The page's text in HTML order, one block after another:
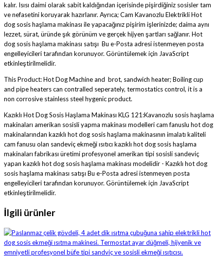
kalır. Isısı daimi olarak sabit kaldığından içerisinde pişirdiğiniz sosisler tam
ve nefasetini koruyarak hazırlanır. Ayrıca; Cam Kavanozlu Elektrikli Hot
dog sosis haşlama makinası ile yapacağınız pişirim işlerinizde; daima aynı
lezzet, sürat, üründe şık görünüm ve gerçek hijyen şartları sağlanır. Hot
dog sosis haşlama makinası satışı Bu e-Posta adresi istenmeyen posta
engelleyicileri tarafından korunuyor. Görüntülemek için JavaScript
etkinleştirilmelidir.
This Product: Hot Dog Machine and brot, sandwich heater; Boiling cup
and pipe heaters can contralled seperately, termostatics control, it is a
non corrosive stainless steel hygenic product.
Kazıklı Hot Dog Sosis Haşlama Makinası KLG 121:Kavanozlu sosis haşlama
makinaları amerikan sosisli yapma makinası modelleri cam fanuslu hot dog
makinalarından kazıklı hot dog sosis haşlama makinasının imalatı kaliteli
cam fanusu olan sandeviç ekmeği ısıtıcı kazıklı hot dog sosis haşlama
makinaları fabrikası üretimi profesyonel amerikan tipi sosisli sandeviç
yapan kazıklı hot dog sosis haşlama makinası modelidir - Kazıklı hot dog
sosis haşlama makinası satışı Bu e-Posta adresi istenmeyen posta
engelleyicileri tarafından korunuyor. Görüntülemek için JavaScript
etkinleştirilmelidir.
İlgili ürünler